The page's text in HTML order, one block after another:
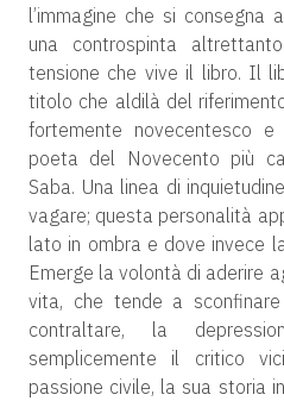
l’immagine che si
una controspinta
tensione che vive il libro. Il
titolo che aldilà del
fortemente novecentesco e
poeta del Novecento più
Saba. Una linea di
vagare; questa personalità
lato in ombra e dove invece
Emerge la volontà di aderire
vita, che tende a
contraltare, la
semplicemente il critico
passione civile, la sua storia